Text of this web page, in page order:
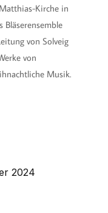
Kirche in
Bläserensemble
von Solveig
von
Musik.
2024